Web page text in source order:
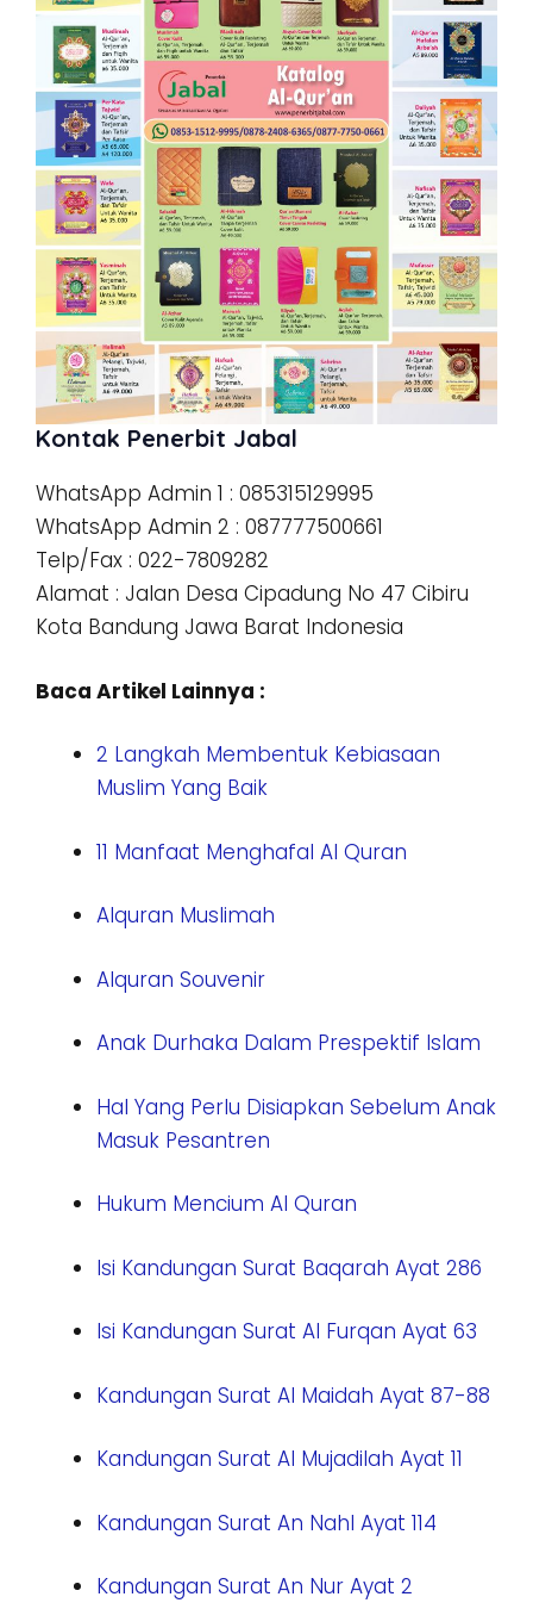
Kontak Penerbit Jabal
WhatsApp Admin 1 : 085315129995
WhatsApp Admin 2 : 087777500661
Telp/Fax : 022-7809282
Alamat : Jalan Desa Cipadung No 47 Cibiru
Kota Bandung Jawa Barat Indonesia
Baca Artikel Lainnya :
2 Langkah Membentuk Kebiasaan
Muslim Yang Baik
11 Manfaat Menghafal Al Quran
Alquran Muslimah
Alquran Souvenir
Anak Durhaka Dalam Prespektif Islam
Hal Yang Perlu Disiapkan Sebelum Anak
Masuk Pesantren
Hukum Mencium Al Quran
Isi Kandungan Surat Baqarah Ayat 286
Isi Kandungan Surat Al Furqan Ayat 63
Kandungan Surat Al Maidah Ayat 87-88
Kandungan Surat Al Mujadilah Ayat 11
Kandungan Surat An Nahl Ayat 114
Kandungan Surat An Nur Ayat 2